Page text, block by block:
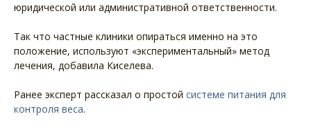
юридической или административной ответственности.
Так что частные клиники опираться именно на это
положение, используют «экспериментальный» метод
лечения, добавила Киселева.
Ранее эксперт рассказал о простой системе питания для
контроля веса.